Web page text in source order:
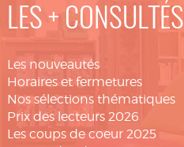
LES + CONSULTÉS
Les nouveautés
Horaires et fermetures
Nos sélections thématiques
Prix des lecteurs 2026
Les coups de coeur 2025